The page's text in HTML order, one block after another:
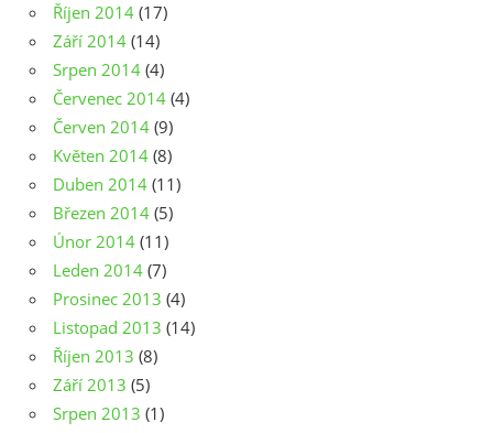
Říjen 2014 (17)
Září 2014 (14)
Srpen 2014 (4)
Červenec 2014 (4)
Červen 2014 (9)
Květen 2014 (8)
Duben 2014 (11)
Březen 2014 (5)
Únor 2014 (11)
Leden 2014 (7)
Prosinec 2013 (4)
Listopad 2013 (14)
Říjen 2013 (8)
Září 2013 (5)
Srpen 2013 (1)